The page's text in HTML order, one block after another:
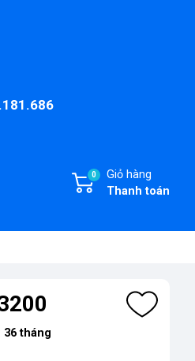
Giỏ hàng
Thanh toán
0
36 tháng